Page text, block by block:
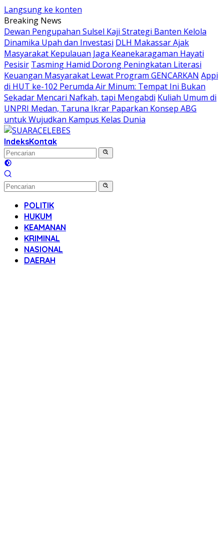
Langsung ke konten
Breaking News
Dewan Pengupahan Sulsel Kaji Strategi Banten Kelola
Dinamika Upah dan Investasi DLH Makassar Ajak
Masyarakat Kepulauan Jaga Keanekaragaman Hayati
Pesisir Tasming Hamid Dorong Peningkatan Literasi
Keuangan Masyarakat Lewat Program GENCARKAN Appi
di HUT ke-102 Perumda Air Minum: Tempat Ini Bukan
Sekadar Mencari Nafkah, tapi Mengabdi Kuliah Umum di
UNPRI Medan, Taruna Ikrar Paparkan Konsep ABG
untuk Wujudkan Kampus Kelas Dunia
IndeksKontak
POLITIK
HUKUM
KEAMANAN
KRIMINAL
NASIONAL
DAERAH